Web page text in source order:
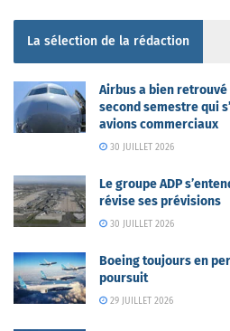
La sélection de la rédaction
Airbus a bien
second semestre qui
avions commerciaux
30 JUILLET 2026
Le groupe ADP
révise ses prévisions
30 JUILLET 2026
Boeing toujours en
poursuit
29 JUILLET 2026